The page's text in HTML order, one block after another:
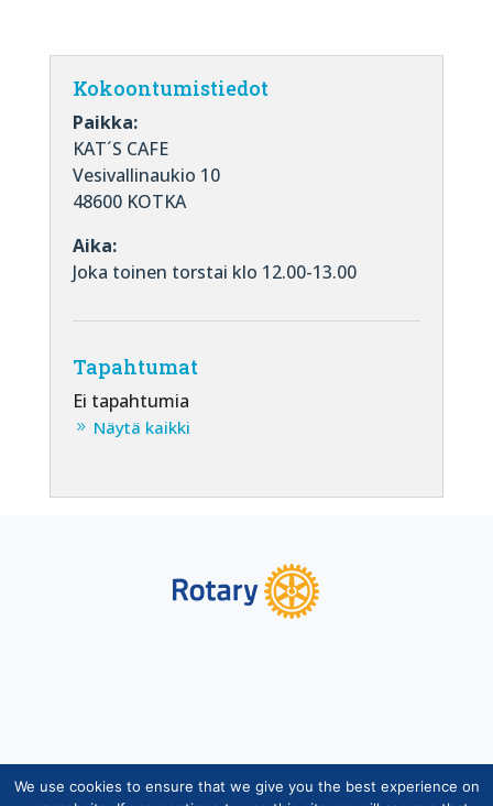
Kokoontumistiedot
Paikka:
KAT´S CAFE
Vesivallinaukio 10
48600 KOTKA
Aika:
Joka toinen torstai klo 12.00-13.00
Tapahtumat
Ei tapahtumia
Näytä kaikki
Copyright © Suomen Rotarypalvelu ry 2026 |
We use cookies to ensure that we give you the best experience on